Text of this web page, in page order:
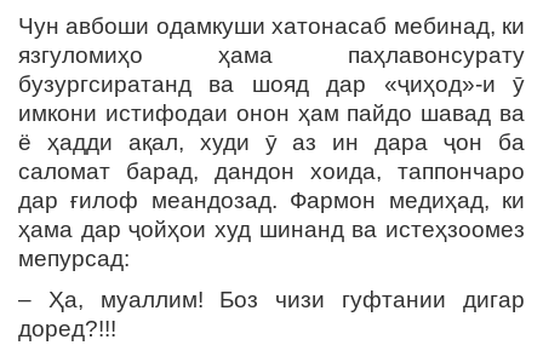
Чун авбоши одамкуши хатонасаб мебинад, ки
язгуломиҳо ҳама паҳлавонсурату
бузургсиратанд ва шояд дар «ҷиҳод»-и ӯ
имкони истифодаи онон ҳам пайдо шавад ва
ё ҳадди ақал, худи ӯ аз ин дара ҷон ба
саломат барад, дандон хоида, таппончаро
дар ғилоф меандозад. Фармон медиҳад, ки
ҳама дар ҷойҳои худ шинанд ва истеҳзоомез
мепурсад:
– Ҳа, муаллим! Боз чизи гуфтании дигар
доред?!!!